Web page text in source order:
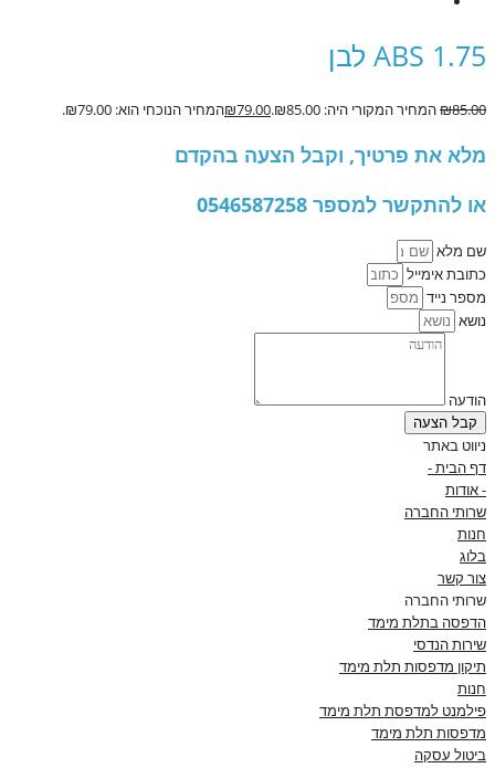
ABS 1.75 לבן
₪85.00 המחיר המקורי היה: ₪85.00. ₪79.00 המחיר הנוכחי הוא: ₪79.00.
מלא את פרטיך, וקבל הצעה בהקדם
או להתקשר למספר 0546587258
שם מלא
כתובת אימייל
מספר נייד
נושא
הודעה
קבל הצעה
ניווט באתר
דף הבית -
- אודות
שרותי החברה
חנות
בלוג
צור קשר
שרותי החברה
הדפסה בתלת מימד
שירות הנדסי
תיקון מדפסות תלת מימד
חנות
פילמנט למדפסת תלת מימד
מדפסות תלת מימד
ביטול עסקה